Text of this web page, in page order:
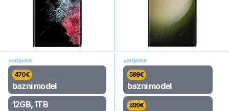
varijante
470€
bazni model
12GB, 1TB
varijante
599€
bazni model
599€